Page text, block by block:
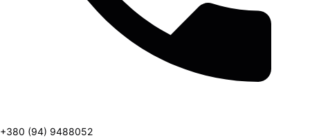
+380 (94) 9488052